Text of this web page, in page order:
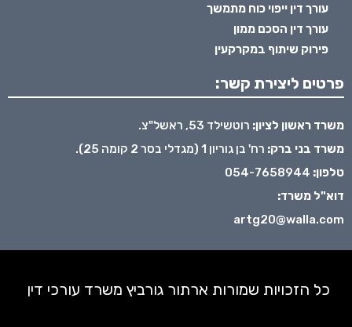
עורך דין ייפוי כוח מתמשך
עורך דין הסכם ממון
פירוק שיתוף במקרקעין
פרטים ליצירת קשר:
משרד ראשון לציון: רוטשילד 53, ראשל"צ.
משרד בני ברק: רח' בן גוריון 1 (מגדלי בסר 2 קומה 25).
טלפון: 054-7658944
דוא"ל משרד:
artg20@walla.com
כל הזכויות שמורות ארתור גורביץ משרד עורכי דין